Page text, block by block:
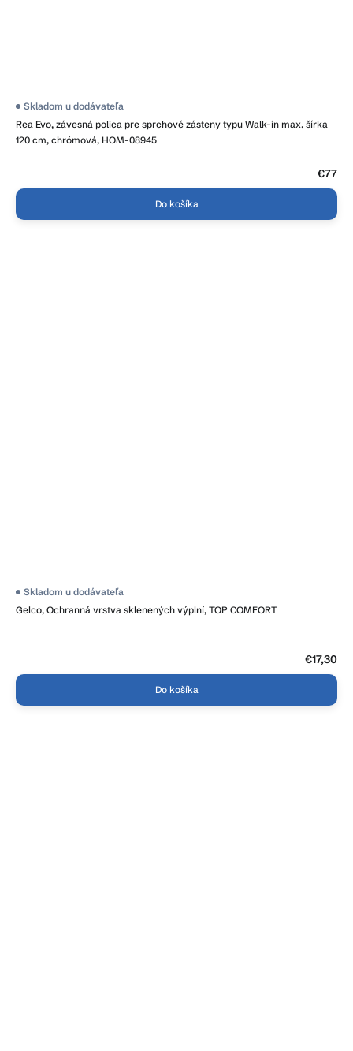
Rea Evo, závesná polica pre sprchové zásteny typu Walk-in max. šírka
120 cm, chrómová, HOM-08945
Skladom u dodávateľa
€77
Do košíka
Gelco, Ochranná vrstva sklenených výplní, TOP COMFORT
Skladom u dodávateľa
€17,30
Do košíka